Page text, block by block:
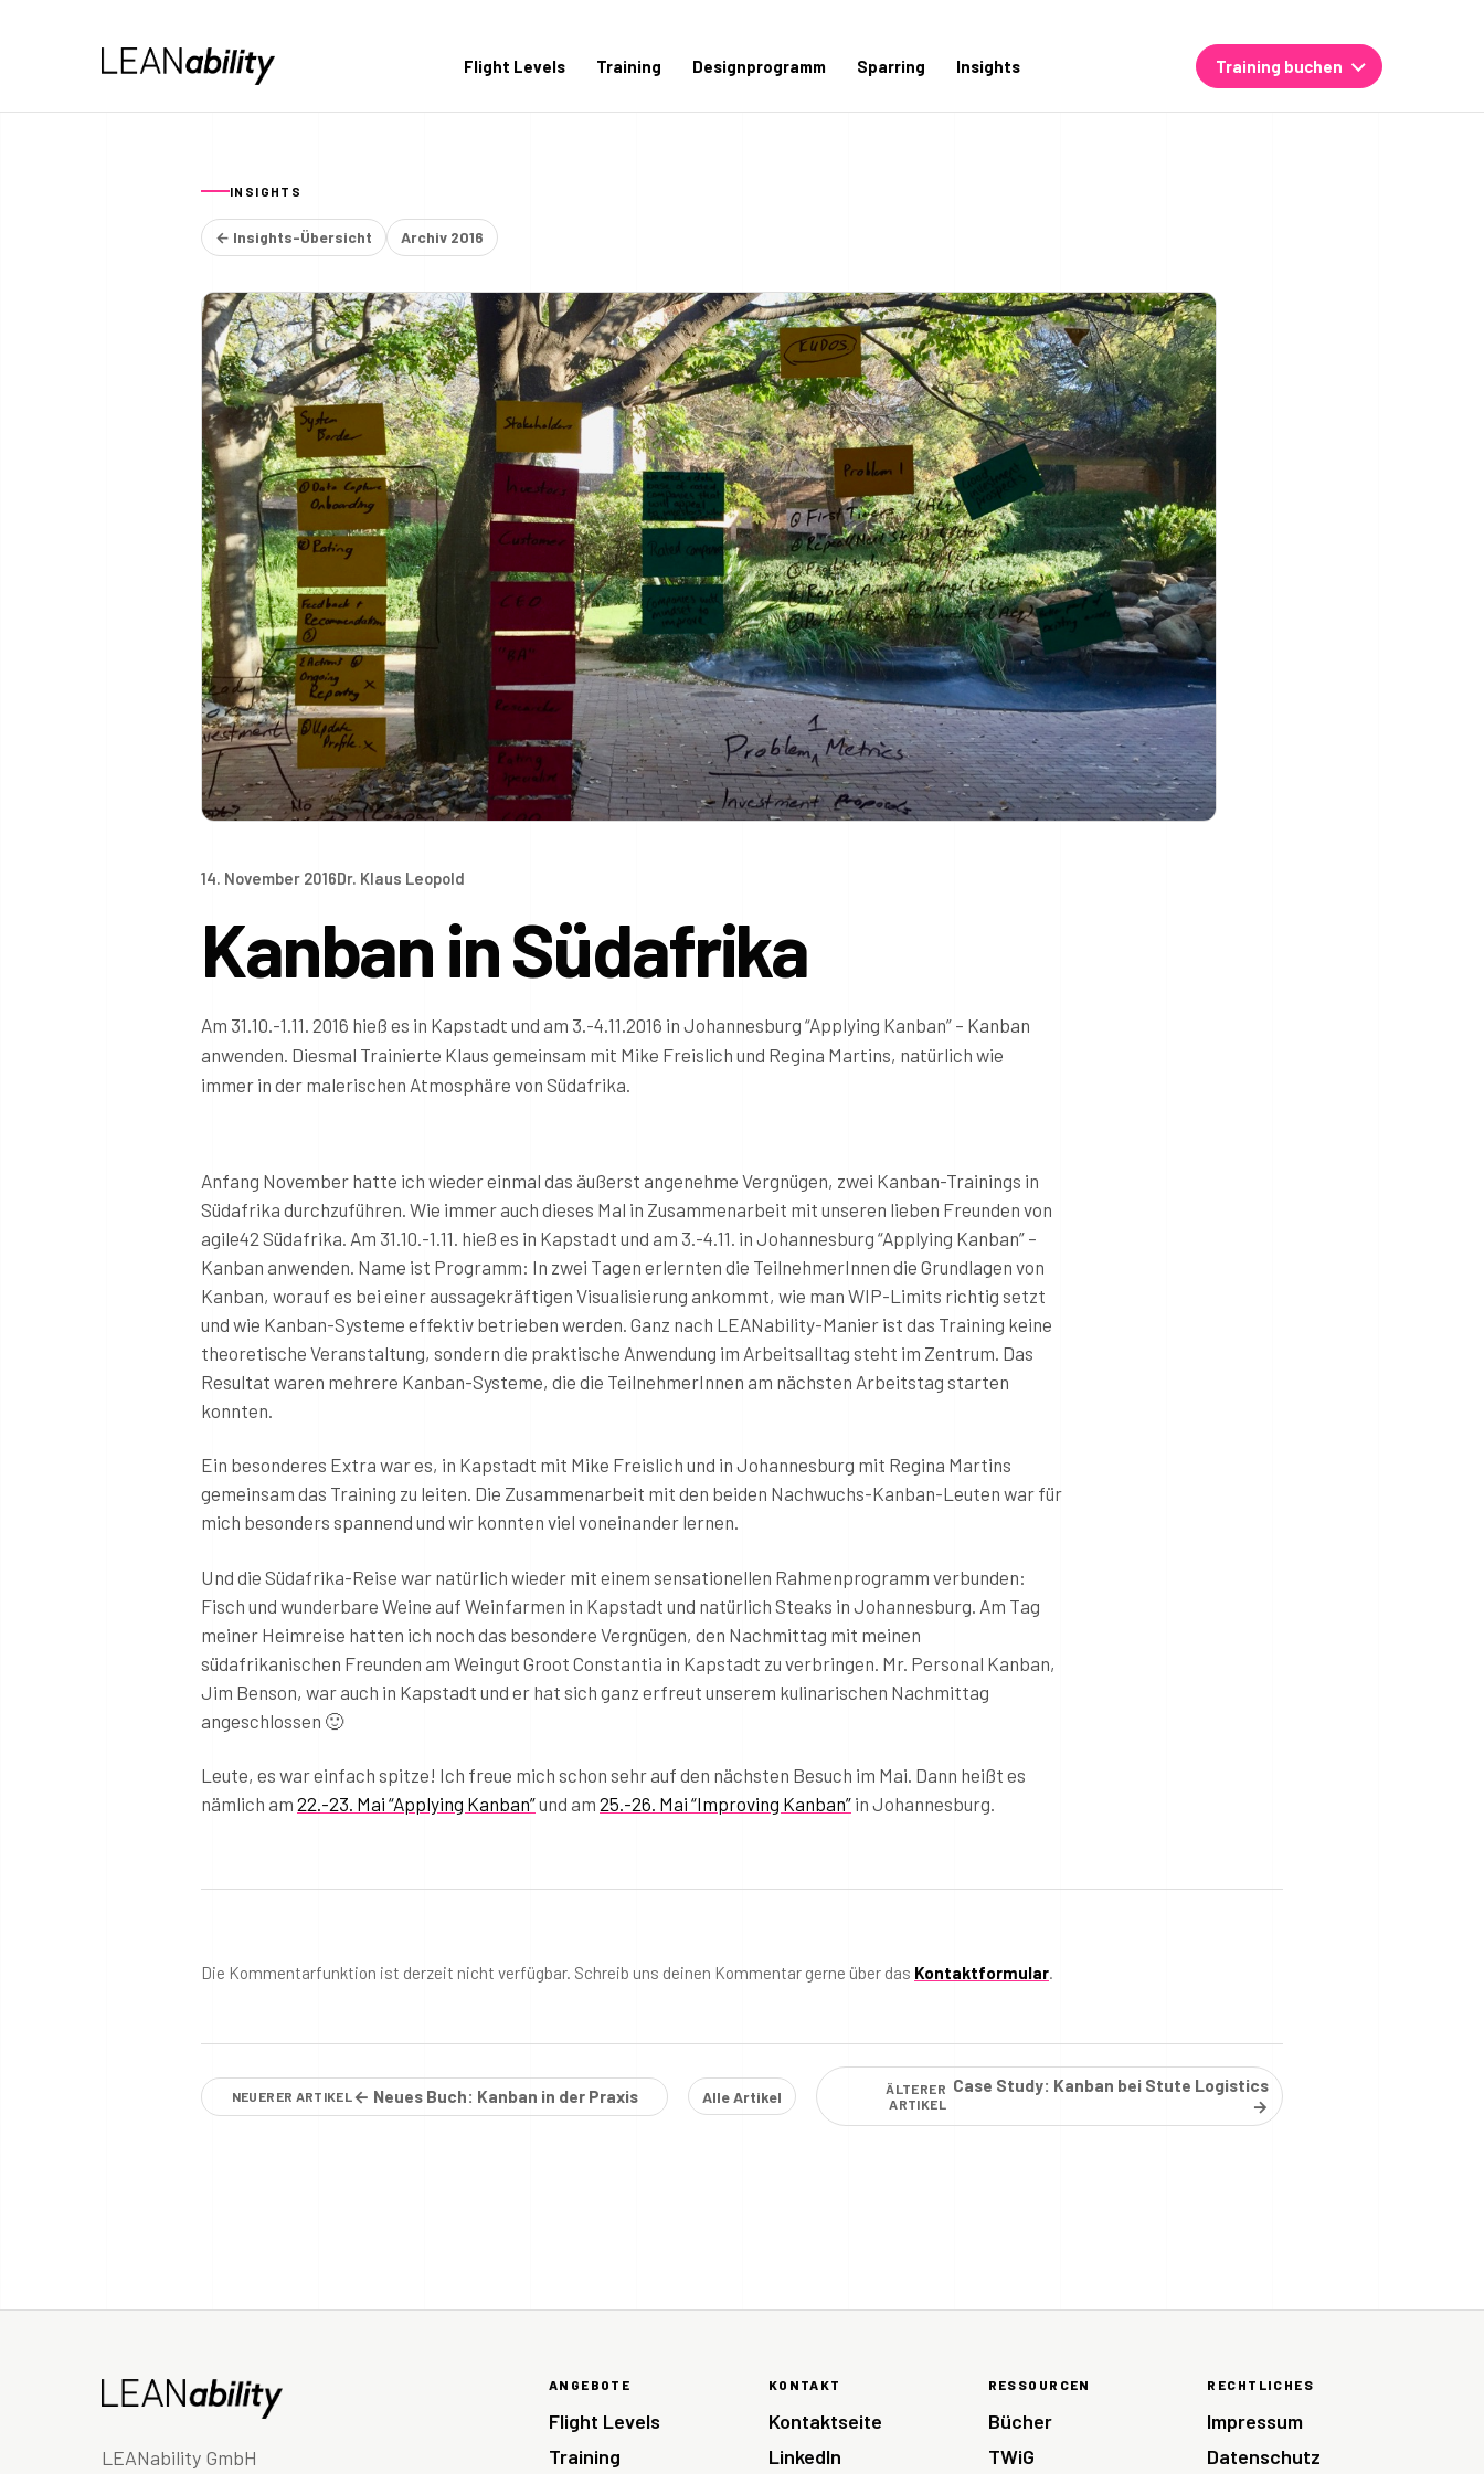
Flight Levels Training Designprogramm Sparring Insights Training buchen
INSIGHTS
← Insights-Übersicht Archiv 2016
14. November 2016Dr. Klaus Leopold
Kanban in Südafrika
Am 31.10.-1.11. 2016 hieß es in Kapstadt und am 3.-4.11.2016 in Johannesburg “Applying Kanban” – Kanban
anwenden. Diesmal Trainierte Klaus gemeinsam mit Mike Freislich und Regina Martins, natürlich wie
immer in der malerischen Atmosphäre von Südafrika.
Anfang November hatte ich wieder einmal das äußerst angenehme Vergnügen, zwei Kanban-Trainings in
Südafrika durchzuführen. Wie immer auch dieses Mal in Zusammenarbeit mit unseren lieben Freunden von
agile42 Südafrika. Am 31.10.-1.11. hieß es in Kapstadt und am 3.-4.11. in Johannesburg “Applying Kanban” –
Kanban anwenden. Name ist Programm: In zwei Tagen erlernten die TeilnehmerInnen die Grundlagen von
Kanban, worauf es bei einer aussagekräftigen Visualisierung ankommt, wie man WIP-Limits richtig setzt
und wie Kanban-Systeme effektiv betrieben werden. Ganz nach LEANability-Manier ist das Training keine
theoretische Veranstaltung, sondern die praktische Anwendung im Arbeitsalltag steht im Zentrum. Das
Resultat waren mehrere Kanban-Systeme, die die TeilnehmerInnen am nächsten Arbeitstag starten
konnten.
Ein besonderes Extra war es, in Kapstadt mit Mike Freislich und in Johannesburg mit Regina Martins
gemeinsam das Training zu leiten. Die Zusammenarbeit mit den beiden Nachwuchs-Kanban-Leuten war für
mich besonders spannend und wir konnten viel voneinander lernen.
Und die Südafrika-Reise war natürlich wieder mit einem sensationellen Rahmenprogramm verbunden:
Fisch und wunderbare Weine auf Weinfarmen in Kapstadt und natürlich Steaks in Johannesburg. Am Tag
meiner Heimreise hatten ich noch das besondere Vergnügen, den Nachmittag mit meinen
südafrikanischen Freunden am Weingut Groot Constantia in Kapstadt zu verbringen. Mr. Personal Kanban,
Jim Benson, war auch in Kapstadt und er hat sich ganz erfreut unserem kulinarischen Nachmittag
angeschlossen 🙂
Leute, es war einfach spitze! Ich freue mich schon sehr auf den nächsten Besuch im Mai. Dann heißt es
nämlich am 22.-23. Mai “Applying Kanban”und am 25.-26. Mai “Improving Kanban” in Johannesburg.
Die Kommentarfunktion ist derzeit nicht verfügbar. Schreib uns deinen Kommentar gerne über das Kontaktformular.
NEUERER ARTIKEL← Neues Buch: Kanban in der Praxis Alle Artikel
ÄLTERER
ARTIKEL
Case Study: Kanban bei Stute Logistics
→
LEANability GmbH
ANGEBOTE
Flight Levels
Training
KONTAKT
Kontaktseite
LinkedIn
RESSOURCEN
Bücher
TWiG
RECHTLICHES
Impressum
Datenschutz